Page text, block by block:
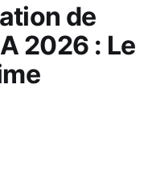
de
2026 : Le